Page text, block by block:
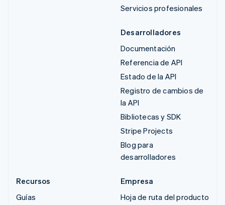
Servicios profesionales
Desarrolladores
Documentación
Referencia de API
Estado de la API
Registro de cambios de
la API
Bibliotecas y SDK
Stripe Projects
Blog para
desarrolladores
Recursos
Guías
Empresa
Hoja de ruta del producto